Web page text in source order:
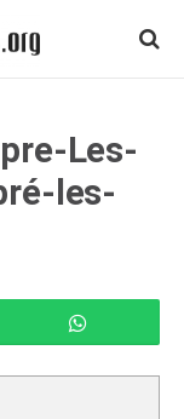
Les-
les-